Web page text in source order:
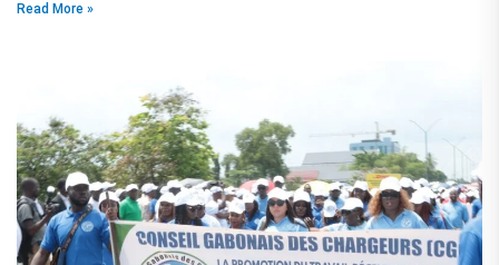
Read More »